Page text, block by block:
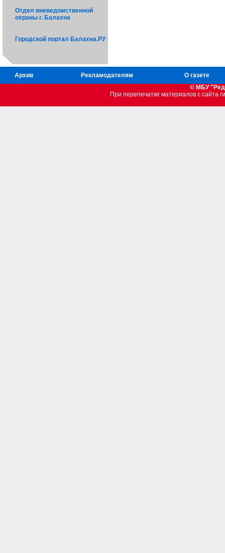
Отдел вневедомственной
охраны г. Балахна
Городской портал Балахна.РУ
Архив Рекламодателям
О газете
© МБУ
При перепечатке материалов c сайта